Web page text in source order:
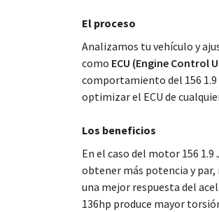
El proceso
Analizamos tu vehículo y
como ECU (Engine Control
comportamiento del 156
optimizar el ECU de
Los beneficios
En el caso del motor 156
obtener más potencia y par,
una mejor respuesta del
136hp produce mayor